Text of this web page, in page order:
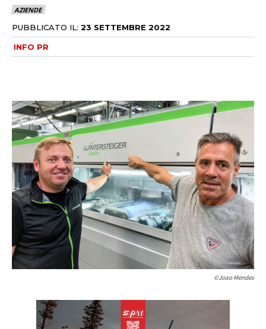
AZIENDE
PUBBLICATO IL: 23 SETTEMBRE 2022
INFO PR
©Joao Mendes